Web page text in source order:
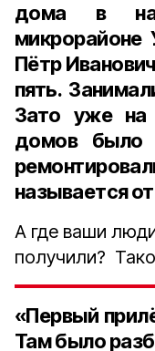
дома в
микрорайоне
Пётр
пять.
Зато уже на
домов
называется
А где ваши
получили?
«Первый
Там было